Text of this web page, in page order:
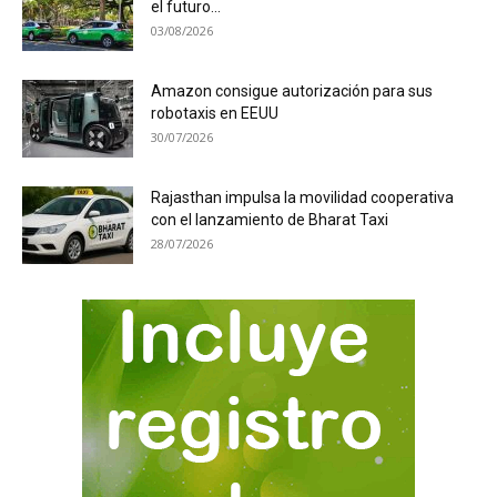
el futuro...
03/08/2026
Amazon consigue autorización para sus
robotaxis en EEUU
30/07/2026
Rajasthan impulsa la movilidad cooperativa
con el lanzamiento de Bharat Taxi
28/07/2026